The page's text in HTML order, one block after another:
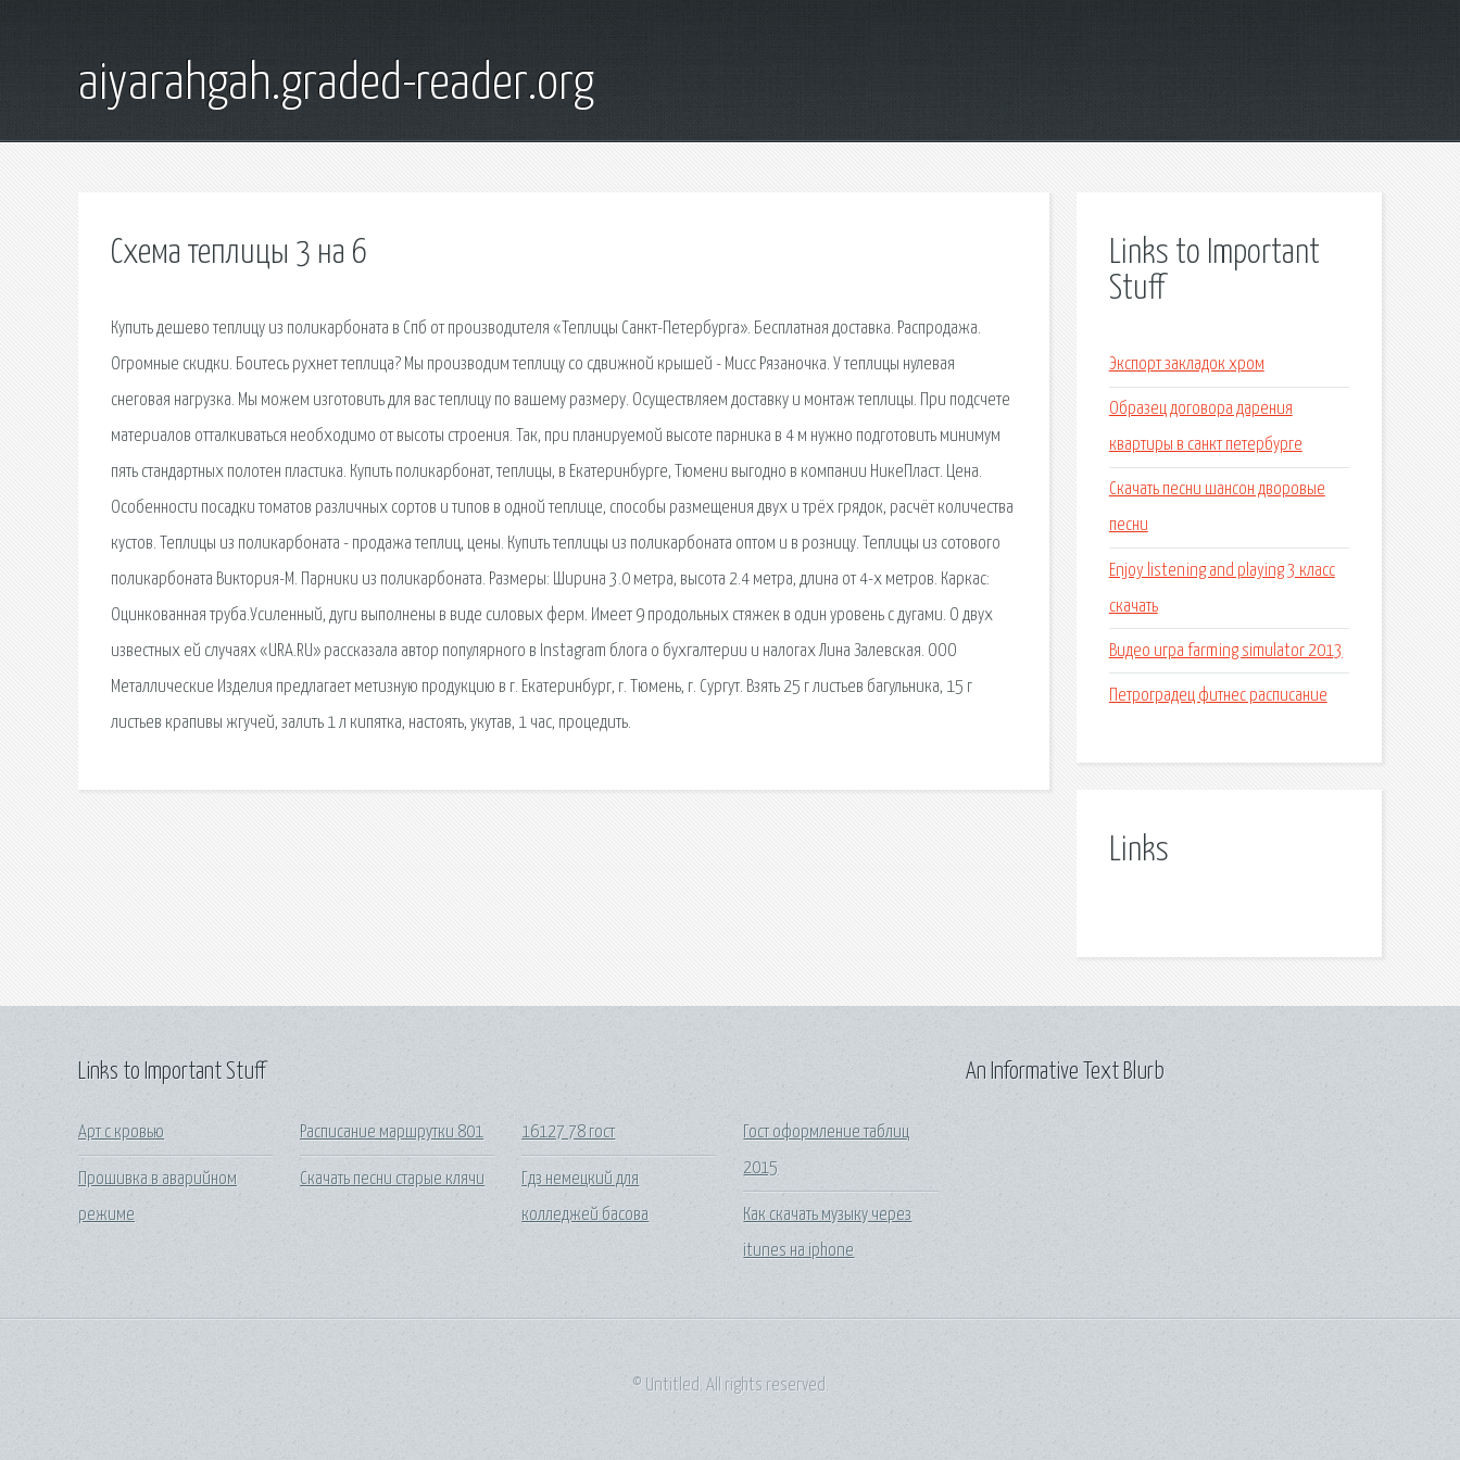
aiyarahgah.graded-reader.org
Схема теплицы 3 на 6
Купить дешево теплицу из поликарбоната в Спб от производителя «Теплицы Санкт-Петербурга». Бесплатная доставка. Распродажа.
Огромные скидки. Боитесь рухнет теплица? Мы производим теплицу со сдвижной крышей - Мисс Рязаночка. У теплицы нулевая
снеговая нагрузка. Мы можем изготовить для вас теплицу по вашему размеру. Осуществляем доставку и монтаж теплицы. При подсчете
материалов отталкиваться необходимо от высоты строения. Так, при планируемой высоте парника в 4 м нужно подготовить минимум
пять стандартных полотен пластика. Купить поликарбонат, теплицы, в Екатеринбурге, Тюмени выгодно в компании НикеПласт. Цена.
Особенности посадки томатов различных сортов и типов в одной теплице, способы размещения двух и трёх грядок, расчёт количества
кустов. Теплицы из поликарбоната - продажа теплиц, цены. Купить теплицы из поликарбоната оптом и в розницу. Теплицы из сотового
поликарбоната Виктория-М. Парники из поликарбоната. Размеры: Ширина 3.0 метра, высота 2.4 метра, длина от 4-х метров. Каркас:
Оцинкованная труба.Усиленный, дуги выполнены в виде силовых ферм. Имеет 9 продольных стяжек в один уровень с дугами. О двух
известных ей случаях «URA.RU» рассказала автор популярного в Instagram блога о бухгалтерии и налогах Лина Залевская. ООО
Металлические Изделия предлагает метизную продукцию в г. Екатеринбург, г. Тюмень, г. Сургут. Взять 25 г листьев багульника, 15 г
листьев крапивы жгучей, залить 1 л кипятка, настоять, укутав, 1 час, процедить.
Links to Important
Stuff
Экспорт закладок хром
Образец договора дарения
квартиры в санкт петербурге
Скачать песни шансон дворовые
песни
Enjoy listening and playing 3 класс
скачать
Видео игра farming simulator 2013
Петроградец фитнес расписание
Links
Links to Important Stuff
Арт с кровью
Прошивка в аварийном
режиме
Расписание маршрутки 801
Скачать песни старые клячи
16127 78 гост
Гдз немецкий для
колледжей басова
Гост оформление таблиц
2015
Как скачать музыку через
itunes на iphone
An Informative Text Blurb
© Untitled. All rights reserved.